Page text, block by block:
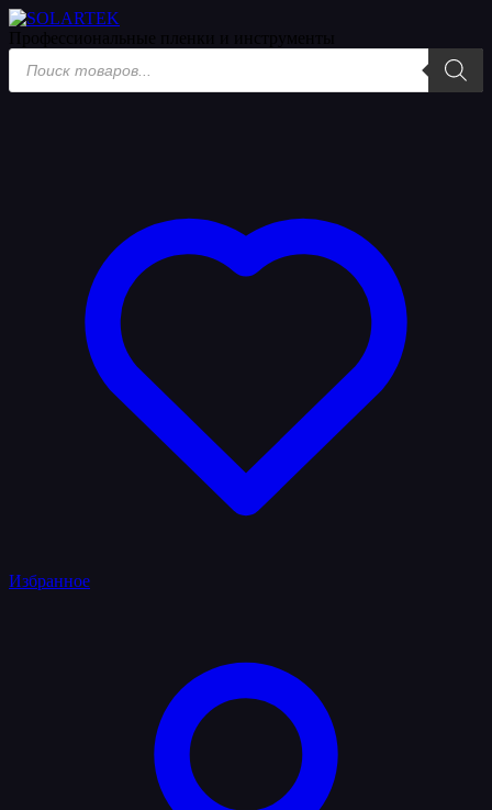
Поиск
товаров
Избранное